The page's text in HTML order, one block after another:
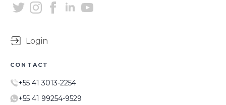
Login
CONTACT
+55 41 3013-2254
+55 41 99254-9529